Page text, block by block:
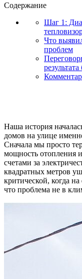
Содержание
Шаг 1:
Что
проблем
результата
Наша история
домов на улице
Сначала мы просто
мощность отопления
счетами за
квадратных метров
критической, когда
что проблема не в